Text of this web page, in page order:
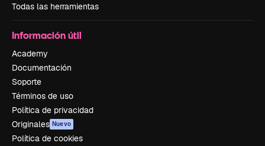
Todas las herramientas
Información útil
Academy
Documentación
Soporte
Términos de uso
Política de privacidad
Originales Nuevo
Política de cookies